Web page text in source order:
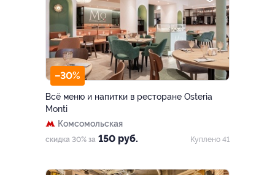
–30%
Всё меню и напитки в ресторане Osteria
Monti
Комсомольская
скидка 30% за 150 руб. Куплено 41